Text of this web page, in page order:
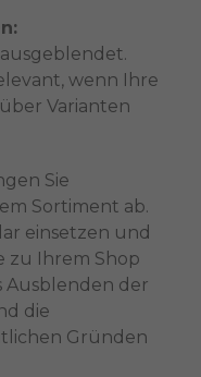
ausgeblendet.
wenn Ihre
Varianten
Sie
Sortiment ab.
einsetzen und
zu Ihrem Shop
Ausblenden der
die
Gründen